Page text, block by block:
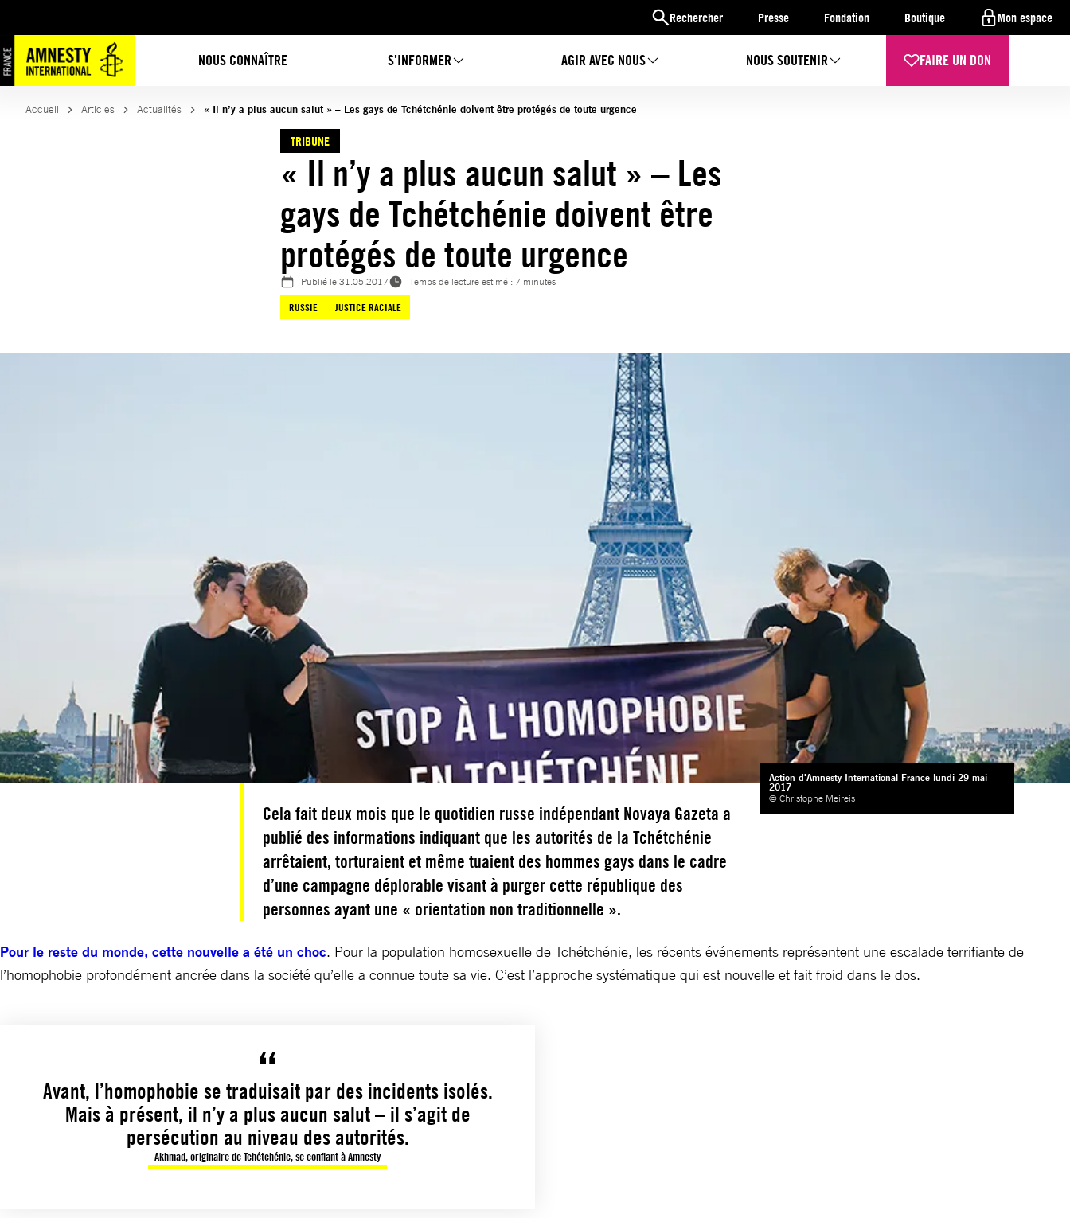
Rechercher Presse Fondation Boutique Mon espace
NOUS CONNAÎTRE S’INFORMER AGIR AVEC NOUS NOUS SOUTENIR FAIRE UN DON
au
contenu
Accueil Articles Actualités « Il n’y a plus aucun salut » – Les gays de Tchétchénie doivent être protégés de toute urgence
TRIBUNE
« Il n’y a plus aucun salut » – Les
gays de Tchétchénie doivent être
protégés de toute urgence
Publié le31.05.2017
Temps de lecture estimé : 7 minutes
RUSSIE
JUSTICE RACIALE
Action d'Amnesty International France lundi 29 mai
2017
© Christophe Meireis
Cela fait deux mois que le quotidien russe indépendant Novaya Gazeta a
publié des informations indiquant que les autorités de la Tchétchénie
arrêtaient, torturaient et même tuaient des hommes gays dans le cadre
d’une campagne déplorable visant à purger cette république des
personnes ayant une « orientation non traditionnelle ».
Pour le reste du monde, cette nouvelle a été un choc. Pour la population homosexuelle de Tchétchénie, les récents événements représentent une escalade terrifiante de
l’homophobie profondément ancrée dans la société qu’elle a connue toute sa vie. C’est l’approche systématique qui est nouvelle et fait froid dans le dos.
Avant, l’homophobie se traduisait par des incidents isolés.
Mais à présent, il n’y a plus aucun salut – il s’agit de
persécution au niveau des autorités.
Akhmad, originaire de Tchétchénie, se confiant à Amnesty